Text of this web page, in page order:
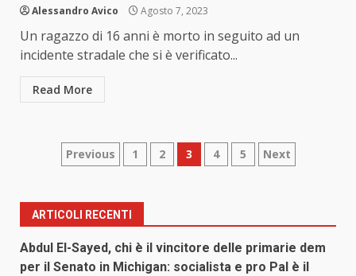
Alessandro Avico Agosto 7, 2023
Un ragazzo di 16 anni è morto in seguito ad un
incidente stradale che si è verificato...
Read More
Paginazione
articoli
Previous 1 2 3 4 5 Next
ARTICOLI RECENTI
Abdul El-Sayed, chi è il vincitore delle primarie dem
per il Senato in Michigan: socialista e pro Pal è il